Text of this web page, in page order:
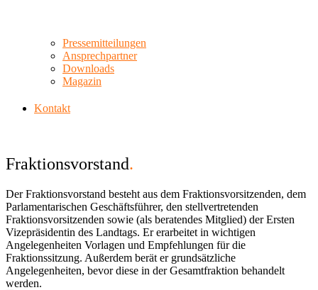
Pressemitteilungen
Ansprechpartner
Downloads
Magazin
Kontakt
Fraktionsvorstand.
Der Fraktionsvorstand besteht aus dem Fraktionsvorsitzenden, dem
Parlamentarischen Geschäftsführer, den stellvertretenden
Fraktionsvorsitzenden sowie (als beratendes Mitglied) der Ersten
Vizepräsidentin des Landtags. Er erarbeitet in wichtigen
Angelegenheiten Vorlagen und Empfehlungen für die
Fraktionssitzung. Außerdem berät er grundsätzliche
Angelegenheiten, bevor diese in der Gesamtfraktion behandelt
werden.